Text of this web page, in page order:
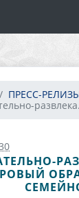
ПРЕСС-